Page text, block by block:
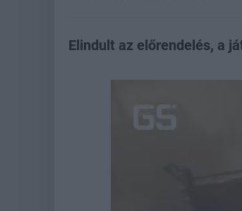
Elindult az előrendelés, a